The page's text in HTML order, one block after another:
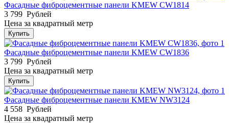
Фасадные фиброцементные панели KMEW CW1814
3 799 Рублей
Цена за квадратный метр
Купить
Фасадные фиброцементные панели KMEW CW1836
3 799 Рублей
Цена за квадратный метр
Купить
Фасадные фиброцементные панели KMEW NW3124
4 558 Рублей
Цена за квадратный метр